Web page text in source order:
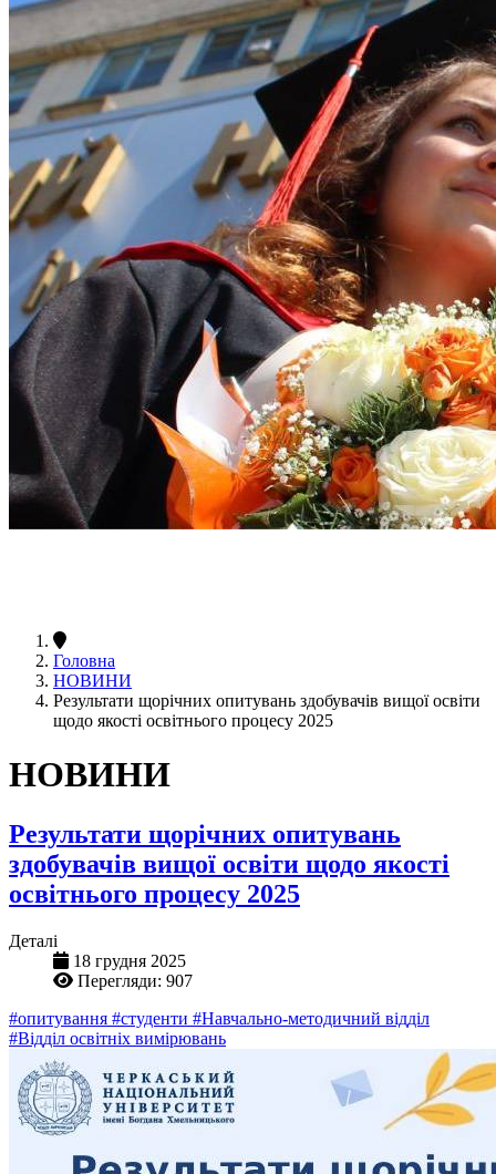
Головна
НОВИНИ
Результати щорічних опитувань здобувачів вищої освіти
щодо якості освітнього процесу 2025
НОВИНИ
Результати щорічних опитувань
здобувачів вищої освіти щодо якості
освітнього процесу 2025
Деталі
18 грудня 2025
Перегляди: 907
#опитування #студенти #Навчально-методичний відділ
#Відділ освітніх вимірювань